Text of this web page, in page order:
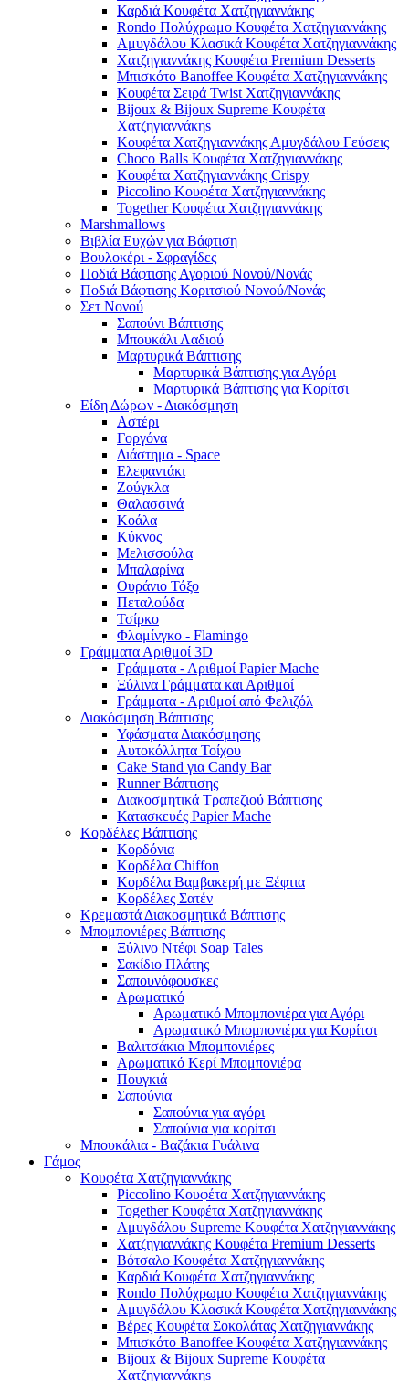
Καρδιά Κουφέτα Χατζηγιαννάκης
Rondo Πολύχρωμο Κουφέτα Χατζηγιαννάκης
Αμυγδάλου Κλασικά Κουφέτα Χατζηγιαννάκης
Χατζηγιαννάκης Κουφέτα Premium Desserts
Μπισκότο Banoffee Κουφέτα Χατζηγιαννάκης
Κουφέτα Σειρά Twist Χατζηγιαννάκης
Bijoux & Bijoux Supreme Κουφέτα
Χατζηγιαννάκηs
Κουφέτα Χατζηγιαννάκης Αμυγδάλου Γεύσεις
Choco Balls Κουφέτα Χατζηγιαννάκης
Κουφέτα Χατζηγιαννάκης Crispy
Piccolino Κουφέτα Χατζηγιαννάκης
Together Κουφέτα Χατζηγιαννάκης
Marshmallows
Βιβλία Ευχών για Βάφτιση
Βουλοκέρι - Σφραγίδες
Ποδιά Βάφτισης Αγοριού Νονού/Νονάς
Ποδιά Βάφτισης Κοριτσιού Νονού/Νονάς
Σετ Νονού
Σαπούνι Βάπτισης
Μπουκάλι Λαδιού
Μαρτυρικά Βάπτισης
Μαρτυρικά Βάπτισης για Αγόρι
Μαρτυρικά Βάπτισης για Κορίτσι
Είδη Δώρων - Διακόσμηση
Αστέρι
Γοργόνα
Διάστημα - Space
Ελεφαντάκι
Ζούγκλα
Θαλασσινά
Κοάλα
Κύκνος
Μελισσούλα
Μπαλαρίνα
Ουράνιο Τόξο
Πεταλούδα
Τσίρκο
Φλαμίνγκο - Flamingo
Γράμματα Αριθμοί 3D
Γράμματα - Αριθμοί Papier Mache
Ξύλινα Γράμματα και Αριθμοί
Γράμματα - Αριθμοί από Φελιζόλ
Διακόσμηση Βάπτισης
Υφάσματα Διακόσμησης
Αυτοκόλλητα Τοίχου
Cake Stand για Candy Bar
Runner Βάπτισης
Διακοσμητικά Τραπεζιού Βάπτισης
Κατασκευές Papier Mache
Κορδέλες Βάπτισης
Κορδόνια
Κορδέλα Chiffon
Κορδέλα Βαμβακερή με Ξέφτια
Κορδέλες Σατέν
Κρεμαστά Διακοσμητικά Βάπτισης
Μπομπονιέρες Βάπτισης
Ξύλινο Ντέφι Soap Tales
Σακίδιο Πλάτης
Σαπουνόφουσκες
Αρωματικό
Αρωματικό Μπομπονιέρα για Αγόρι
Αρωματικό Μπομπονιέρα για Κορίτσι
Βαλιτσάκια Μπομπονιέρες
Αρωματικό Κερί Μπομπονιέρα
Πουγκιά
Σαπούνια
Σαπούνια για αγόρι
Σαπούνια για κορίτσι
Μπουκάλια - Βαζάκια Γυάλινα
Γάμος
Κουφέτα Χατζηγιαννάκης
Piccolino Κουφέτα Χατζηγιαννάκης
Together Κουφέτα Χατζηγιαννάκης
Αμυγδάλου Supreme Κουφέτα Χατζηγιαννάκης
Χατζηγιαννάκης Κουφέτα Premium Desserts
Βότσαλο Κουφέτα Χατζηγιαννάκης
Καρδιά Κουφέτα Χατζηγιαννάκης
Rondo Πολύχρωμο Κουφέτα Χατζηγιαννάκης
Αμυγδάλου Κλασικά Κουφέτα Χατζηγιαννάκης
Βέρες Κουφέτα Σοκολάτας Χατζηγιαννάκης
Μπισκότο Banoffee Κουφέτα Χατζηγιαννάκης
Bijoux & Bijoux Supreme Κουφέτα
Χατζηγιαννάκηs